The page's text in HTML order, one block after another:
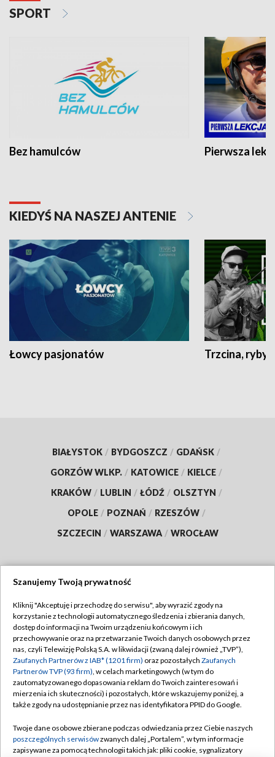
SPORT
Bez hamulców Pierwsza
KIEDYŚ NA NASZEJ ANTENIE
Łowcy pasjonatów Trzcina, ryby
BIAŁYSTOK / BYDGOSZCZ / GDAŃSK /
GORZÓW WLKP. / KATOWICE / KIELCE /
KRAKÓW / LUBLIN / ŁÓDŹ / OLSZTYN /
OPOLE / POZNAŃ / RZESZÓW /
SZCZECIN / WARSZAWA / WROCŁAW
TVP
Abonament TVP
Emisja w TVP
Centrum informacji TVP
Naziemna Telewizja Cyfrowa
Rada Programowa
Regulamin TVP
Polityka prywatności
Moje zgody
Pomoc
Kontakt
Szanujemy Twoją prywatność
Kliknij "Akceptuję i przechodzę do serwisu", aby wyrazić zgody na
korzystanie z technologii automatycznego śledzenia i zbierania danych,
dostęp do informacji na Twoim urządzeniu końcowym i ich
przechowywanie oraz na przetwarzanie Twoich danych osobowych przez
nas, czyli Telewizję Polską S.A. w likwidacji (zwaną dalej również „TVP”),
Zaufanych Partnerów z IAB* (1201 firm) oraz pozostałych Zaufanych
Partnerów TVP (93 firm), w celach marketingowych (w tym do
zautomatyzowanego dopasowania reklam do Twoich zainteresowań i
mierzenia ich skuteczności) i pozostałych, które wskazujemy poniżej, a
także zgody na udostępnianie przez nas identyfikatora PPID do Google.
Twoje dane osobowe zbierane podczas odwiedzania przez Ciebie naszych
poszczególnych serwisówzwanych dalej „Portalem”, w tym informacje
zapisywane za pomocą technologii takich jak: pliki cookie, sygnalizatory